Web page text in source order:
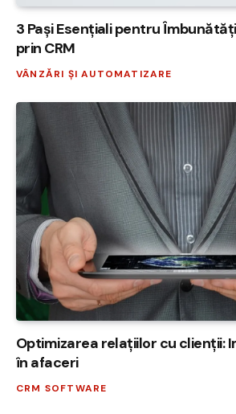
3 Pași Esențiali pentru
prin CRM
VÂNZĂRI ȘI AUTOMATIZARE
Optimizarea relațiilor cu clienții:
în afaceri
CRM SOFTWARE